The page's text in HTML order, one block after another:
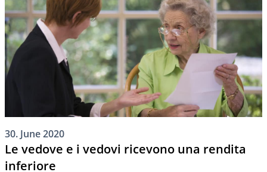
[…]
30. June 2020
Le vedove e i vedovi ricevono una rendita
inferiore